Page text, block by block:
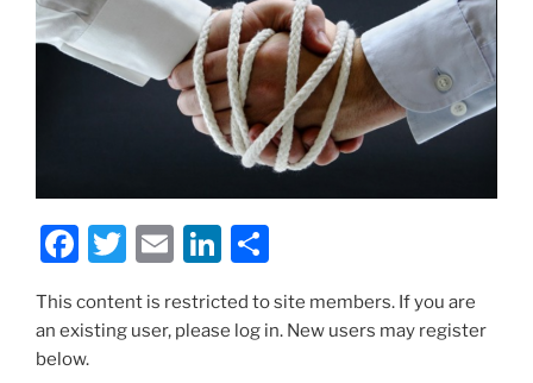
F
c
e
T
itt
E
ai
Li
k ar
This content is restricted to site members. If you are
an existing user, please log in. New users may register
below.